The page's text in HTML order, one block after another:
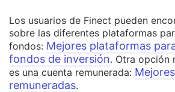
Los usuarios de Finect pueden
sobre las diferentes plataformas
fondos: Mejores plataformas
fondos de inversión. Otra opción
es una cuenta remunerada:
remuneradas.